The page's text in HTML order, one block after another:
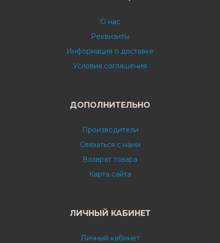
О нас
Реквизиты
Информация о доставке
Условия соглашения
ДОПОЛНИТЕЛЬНО
Производители
Связаться с нами
Возврат товара
Карта сайта
ЛИЧНЫЙ КАБИНЕТ
Личный кабинет